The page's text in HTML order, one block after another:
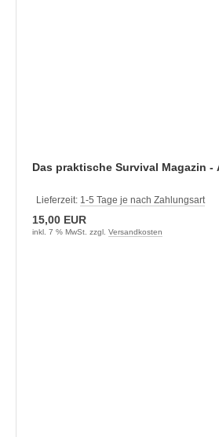
Das praktische Survival Magazin
Lieferzeit: 1-5 Tage je nach Zahlungsart
15,00 EUR
inkl. 7 % MwSt. zzgl. Versandkosten